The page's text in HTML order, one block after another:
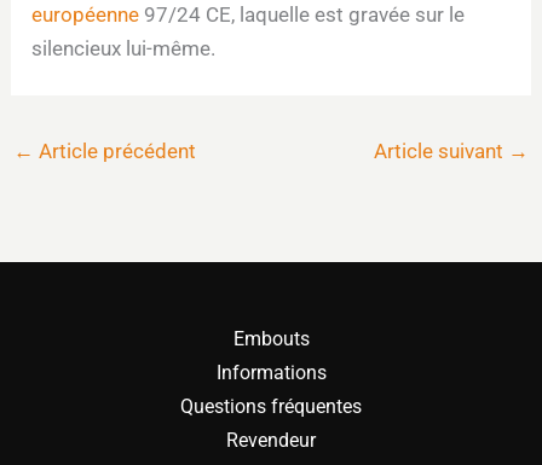
européenne 97/24 CE, laquelle est gravée sur le
silencieux lui-même.
← Article précédent Article suivant →
Embouts
Informations
Questions fréquentes
Revendeur